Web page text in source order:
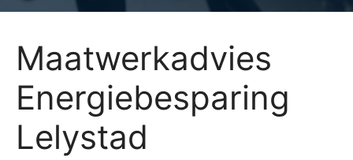
Maatwerkadvies
Energiebesparing
Lelystad